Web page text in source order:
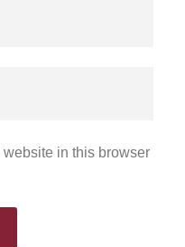
in this browser